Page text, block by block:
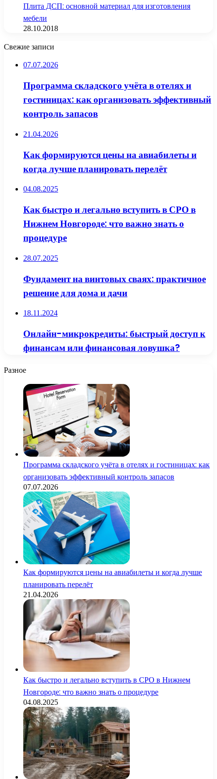
Плита ДСП: основной материал для изготовления
мебели
28.10.2018
Свежие записи
07.07.2026
Программа складского учёта в отелях и
гостиницах: как организовать эффективный
контроль запасов
21.04.2026
Как формируются цены на авиабилеты и
когда лучше планировать перелёт
04.08.2025
Как быстро и легально вступить в СРО в
Нижнем Новгороде: что важно знать о
процедуре
28.07.2025
Фундамент на винтовых сваях: практичное
решение для дома и дачи
18.11.2024
Онлайн-микрокредиты: быстрый доступ к
финансам или финансовая ловушка?
Разное
Программа складского учёта в отелях и гостиницах: как
организовать эффективный контроль запасов
07.07.2026
Как формируются цены на авиабилеты и когда лучше
планировать перелёт
21.04.2026
Как быстро и легально вступить в СРО в Нижнем
Новгороде: что важно знать о процедуре
04.08.2025